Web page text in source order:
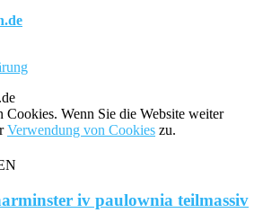
Cookies. Wenn Sie die Website weiter
Verwendung von Cookies zu.
iv paulownia teilmassiv